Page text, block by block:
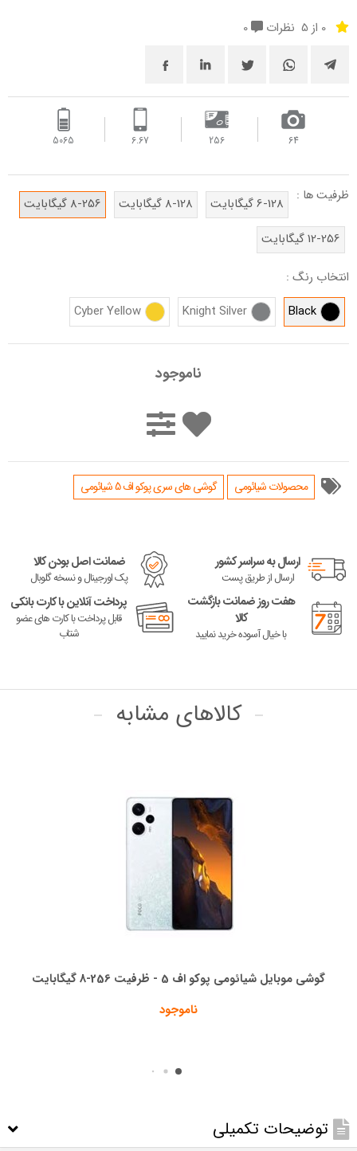
0 از 5 نظرات
64
256
6.67
5065
ظرفیت ها : 6-128 گیگابایت 8-128 گیگابایت
8-256 گیگابایت
12-256 گیگابایت
انتخاب رنگ :
Black
Knight Silver
Cyber Yellow
ناموجود
محصولات شیائومی گوشی های سری پوکو اف 5 شیائومی
ارسال به سراسر کشور
ارسال از طریق پست
ضمانت اصل بودن کالا
پک اورجینال و نسخه گلوبال
هفت روز ضمانت بازگشت
کالا
با خیال آسوده خرید نمایید
پرداخت آنلاین با کارت بانکی
قابل پرداخت با کارت های عضو
شتاب
کالاهای مشابه
گوشی موبایل شیائومی پوکو اف 5 - ظرفیت 256-8 گیگابایت
ناموجود
توضیحات تکمیلی